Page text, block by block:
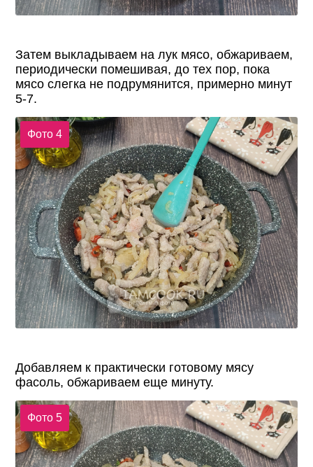
Затем выкладываем на лук мясо, обжариваем,
периодически помешивая, до тех пор, пока
мясо слегка не подрумянится, примерно минут
5-7.
Фото 4
Добавляем к практически готовому мясу
фасоль, обжариваем еще минуту.
Фото 5